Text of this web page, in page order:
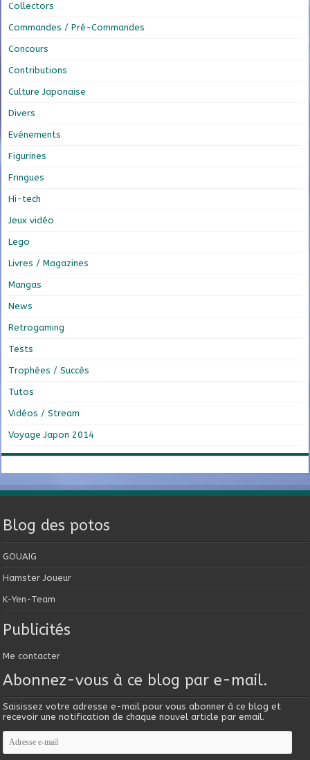
Collectors
Commandes / Pré-Commandes
Concours
Contributions
Culture Japonaise
Divers
Evénements
Figurines
Fringues
Hi-tech
Jeux vidéo
Lego
Livres / Magazines
Mangas
News
Retrogaming
Tests
Trophées / Succès
Tutos
Vidéos / Stream
Voyage Japon 2014
Blog des potos
GOUAIG
Hamster Joueur
K-Yen-Team
Publicités
Me contacter
Abonnez-vous à ce blog par e-mail.
Saisissez votre adresse e-mail pour vous abonner à ce blog et
recevoir une notification de chaque nouvel article par email.
Adresse
e-
mail